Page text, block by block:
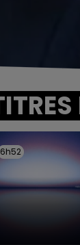
6h52
6h52